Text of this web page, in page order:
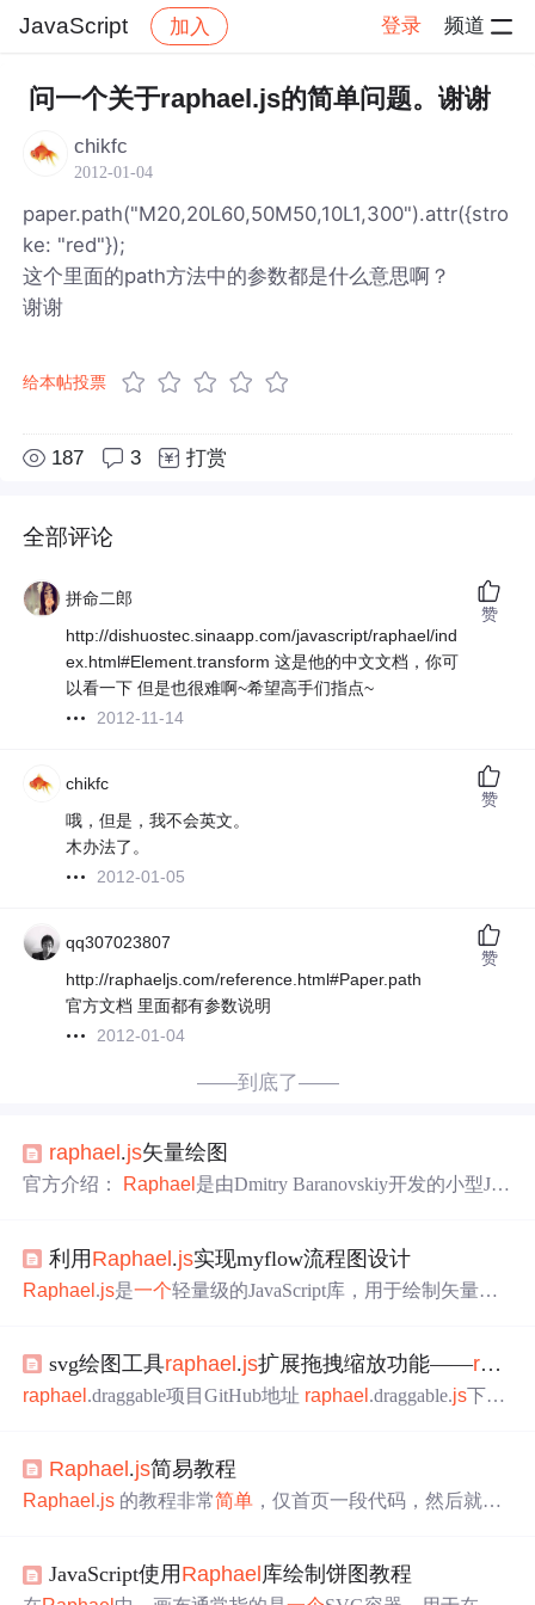
JavaScript 加入 登录 频道
社区 JavaScript 帖子详情
问一个关于raphael.js的简单问题。谢谢
chikfc
2012-01-04
paper.path("M20,20L60,50M50,10L1,300").attr({stro
ke: "red"});
这个里面的path方法中的参数都是什么意思啊？
谢谢
给本帖投票
187 3 打赏
全部评论
拼命二郎
http://dishuostec.sinaapp.com/javascript/raphael/ind
ex.html#Element.transform 这是他的中文文档，你可
以看一下 但是也很难啊~希望高手们指点~
2012-11-14
赞
chikfc
哦，但是，我不会英文。
木办法了。
2012-01-05
赞
qq307023807
http://raphaeljs.com/reference.html#Paper.path
官方文档 里面都有参数说明
2012-01-04
赞
——到底了——
raphael .js矢量绘图
官方介绍： Raphael 是由Dmitry Baranovskiy开发的小型Jav
以让你更方便、简单地进行实现。Raphael使用W3C推荐
的SVG以及VML两种矢量标记语言来实现绘图，这意味
利用 Raphael.js实现myflow流程图设计
Raphael .js是一个轻量级的JavaScript库，用于绘制矢量图
松地将图形和动画集成到网页中。
svg绘图工具raphael.js扩展拖拽缩放功能——raphael
raphael .draggable项目GitHub地址 raphael .draggable.js下载
ggable...
Raphael.js简易教程
Raphael .js 的教程非常简单 ，仅首页一段代码，然后就是
单 介绍。 调用Raphael.js 首先在 HTML 页面调用
.js ： 用法 用 Raphael 方法创建一块画布， var paper =
JavaScript使用 Raphael 库绘制饼图教程